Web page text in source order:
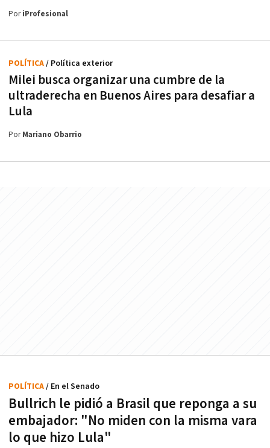
PoriProfesional
Milei busca organizar una cumbre de la
ultraderecha en Buenos Aires para desafiar a
Lula
POLÍTICA/ Política exterior
PorMariano Obarrio
Bullrich le pidió a Brasil que reponga a su
embajador: "No miden con la misma vara
lo que hizo Lula"
POLÍTICA/ En el Senado